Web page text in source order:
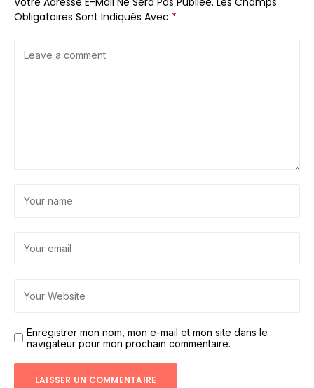
Obligatoires Sont Indiqués Avec *
Enregistrer mon nom, mon e-mail et mon site dans le
navigateur pour mon prochain commentaire.